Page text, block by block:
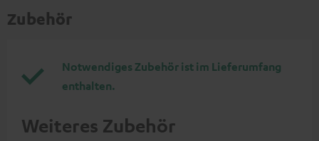
Zubehör
Notwendiges Zubehör ist im Lieferumfang
enthalten.
Weiteres Zubehör